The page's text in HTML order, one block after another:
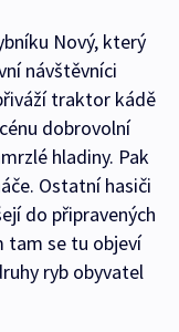
Nový, který
návštěvníci
traktor kádě
dobrovolní
hladiny. Pak
Ostatní hasiči
do připravených
tam se tu objeví
ryb obyvatel